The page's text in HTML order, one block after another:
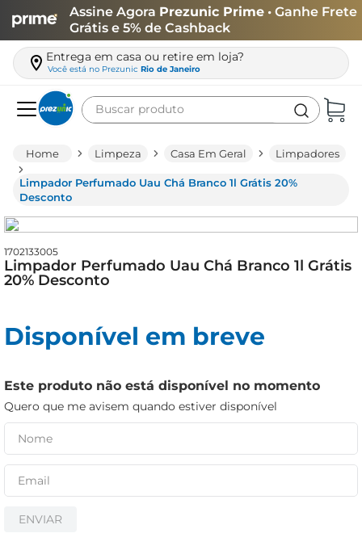
Assine Agora Prezunic Prime • Ganhe Frete
Grátis e 5% de Cashback
Entrega em casa ou retire em loja?
Você está no Prezunic Rio de Janeiro
Buscar produto
Limpeza Casa Em Geral Limpadores
Limpador Perfumado Uau Chá Branco 1l Grátis 20%
Desconto
1702133005
Limpador Perfumado Uau Chá Branco 1l Grátis
20% Desconto
Disponível em breve
Este produto não está disponível no momento
Quero que me avisem quando estiver disponível
ENVIAR
leite
café
queijo
arroz
azeite
biscoito
papel higiênico